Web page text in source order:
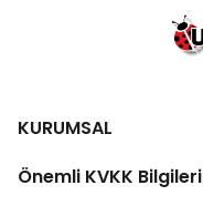
KURUMSAL
Önemli KVKK Bilgileri